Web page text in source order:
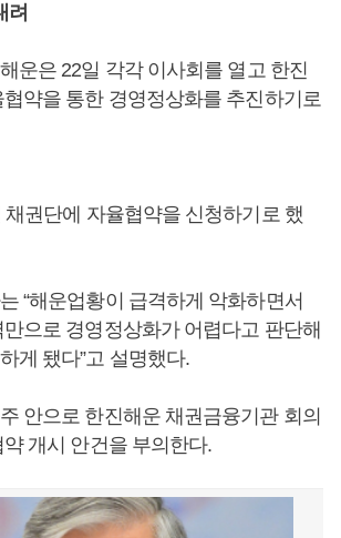
려
운은 22일 각각 이사회를 열고 한진
약을 통한 경영정상화를 추진하기로
권단에 자율협약을 신청하기로 했
“해운업황이 급격하게 악화하면서
으로 경영정상화가 어렵다고 판단해
게 됐다”고 설명했다.
안으로 한진해운 채권금융기관 회의
개시 안건을 부의한다.